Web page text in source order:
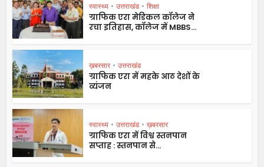
स्वास्थ्य • उत्तराखंड • शिक्षा
ग्राफिक एरा मेडिकल कॉलेज ने
रचा इतिहास, कॉलेज में MBBS...
ख़बरसार • उत्तराखंड
ग्राफिक एरा में महके आठ देशों के
व्यंजन
स्वास्थ्य • उत्तराखंड • ख़बरसार
ग्राफिक एरा में विश्व स्तनपान
सप्ताह : स्तनपान से...